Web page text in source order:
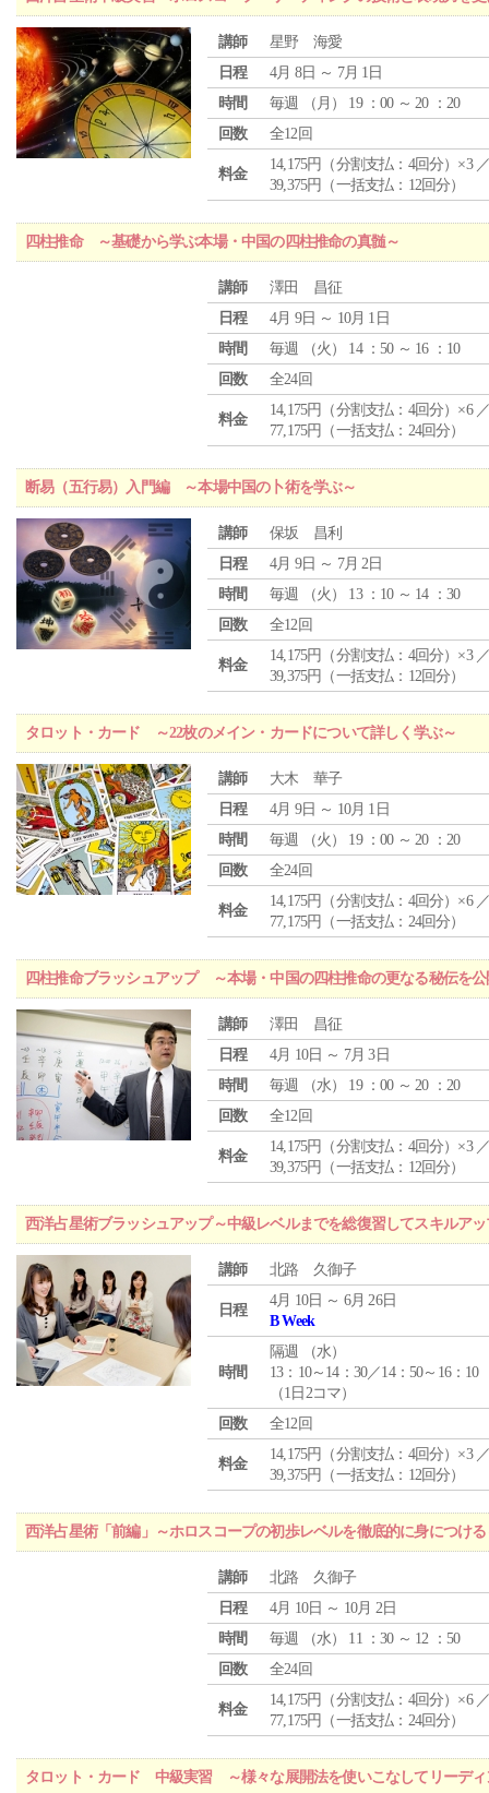
講師
星野 海愛
日程
4月 8日 ～ 7月 1日
時間
毎週 （ 月 ） 19 ：00 ～ 20 ：20
回数
全12回
料金
14,175円（分割支払：4回分）×3
39,375円（一括支払：12回分）
四柱推命 ～基礎から学ぶ本場・中国の四柱推命の真髄～
講師
澤田 昌征
日程
4月 9日 ～ 10月 1日
時間
毎週 （火 ） 14 ：50 ～ 16 ：10
回数
全24回
料金
14,175円（分割支払：4回分）×6
77,175円（一括支払：24回分）
断易（五行易）入門編 ～本場中国の卜術を学ぶ～
講師
保坂 昌利
日程
4月 9日 ～ 7月 2日
時間
毎週 （火 ） 13 ：10 ～ 14 ：30
回数
全12回
料金
14,175円（分割支払：4回分）×3
39,375円（一括支払：12回分）
タロット・カード ～22枚のメイン・カードについて詳しく学ぶ～
講師
大木 華子
日程
4月 9日 ～ 10月 1日
時間
毎週 （火 ） 19 ：00 ～ 20 ：20
回数
全24回
料金
14,175円（分割支払：4回分）×6
77,175円（一括支払：24回分）
四柱推命ブラッシュアップ ～本場・中国の四柱推命の更なる秘伝を
講師
澤田 昌征
日程
4月 10日 ～ 7月 3日
時間
毎週 （水） 19 ：00 ～ 20 ：20
回数
全12回
料金
14,175円（分割支払：4回分）×3
39,375円（一括支払：12回分）
西洋占星術ブラッシュアップ～中級レベルまでを総復習してスキルア
講師 北路 久御子
日程
4月 10日 ～ 6月 26日
B Week
時間
隔週 （水）
13：10～14：30／14：50～16：10
（1日2コマ）
回数
全12回
料金
14,175円（分割支払：4回分）×3
39,375円（一括支払：12回分）
西洋占星術「前編」～ホロスコープの初歩レベルを徹底的に身につける
講師
北路 久御子
日程
4月 10日 ～ 10月 2日
時間
毎週 （水） 11 ：30 ～ 12 ：50
回数
全24回
料金
14,175円（分割支払：4回分）×6
77,175円（一括支払：24回分）
タロット・カード 中級実習 ～様々な展開法を使いこなしてリーディ